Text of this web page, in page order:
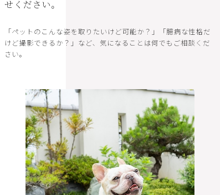
せください。
「ペットのこんな姿を取りたいけど可能か？」「臆病な性格だ
けど撮影できるか？」など、気になることは何でもご相談くだ
さい。